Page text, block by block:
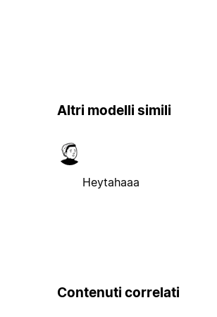
Altri modelli simili
Heytahaaa
Contenuti correlati